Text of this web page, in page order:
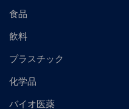
食品
飲料
プラスチック
化学品
バイオ医薬